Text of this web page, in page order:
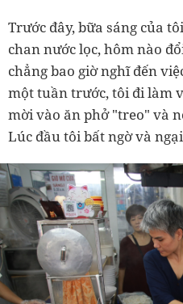
Trước đây, bữa sáng của
chan nước lọc, hôm nào
chẳng bao giờ nghĩ đến
một tuần trước, tôi đi làm
mời vào ăn phở "treo" và
Lúc đầu tôi bất ngờ và